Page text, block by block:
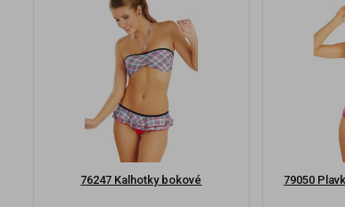
76247 Kalhotky bokové
79050